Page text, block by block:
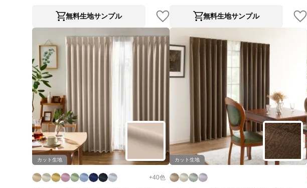
無料生地サンプル 無料生地サンプル
カット生地
+40色
カット生地